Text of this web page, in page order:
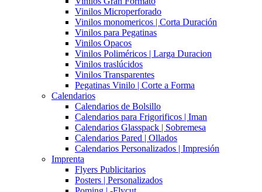
Vinilos Microperforado
Vinilos monomericos | Corta Duración
Vinilos para Pegatinas
Vinilos Opacos
Vinilos Poliméricos | Larga Duracion
Vinilos traslúcidos
Vinilos Transparentes
Pegatinas Vinilo | Corte a Forma
Calendarios
Calendarios de Bolsillo
Calendarios para Frigorificos | Iman
Calendarios Glasspack | Sobremesa
Calendarios Pared | Ollados
Calendarios Personalizados | Impresión
Imprenta
Flyers Publicitarios
Posters | Personalizados